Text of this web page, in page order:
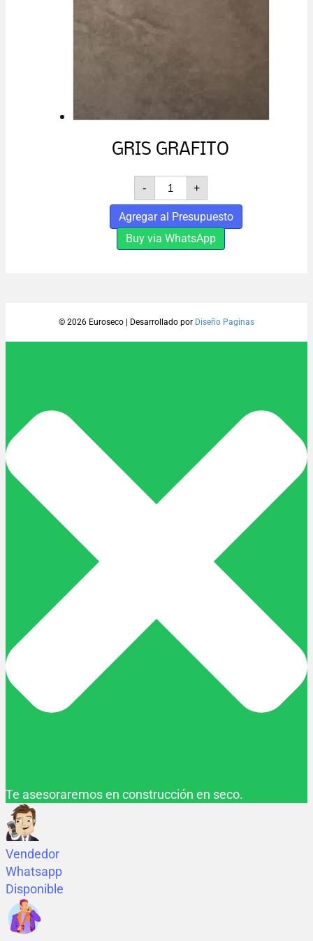
GRIS GRAFITO
-
GRIS
GRAFITO
cantidad
+
Agregar al Presupuesto
Buy via WhatsApp
© 2026 Euroseco Desarrollado por Diseño Paginas
Te asesoraremos en construcción en seco.
Vendedor
Whatsapp
Disponible